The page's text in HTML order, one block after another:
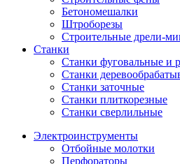
Бетономешалки
Штроборезы
Строительные дрели-
Станки
Станки фуговальные и
Станки
Станки заточные
Станки плиткорезные
Станки сверлильные
Электроинструменты
Отбойные молотки
Перфораторы